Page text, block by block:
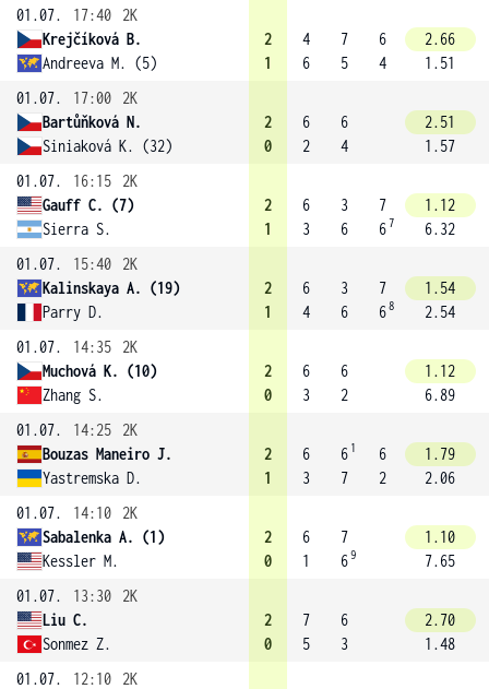
01.07.
17:40
2K
Krejčíková B.
Andreeva M. (5)
2
1
4
6
7
5
6
4
2.66
1.51
01.07.
17:00
2K
Bartůňková N.
Siniaková K. (32)
2
0
6
2
6
4
2.51
1.57
01.07.
16:15
2K
Gauff C. (7)
Sierra S.
2
1
6
3
3
6
7
67
1.12
6.32
01.07.
15:40
2K
Kalinskaya A. (19)
Parry D.
2
1
6
4
3
6
7
68
1.54
2.54
01.07.
14:35
2K
Muchová K. (10)
Zhang S.
2
0
6
3
6
2
1.12
6.89
01.07.
14:25
2K
Bouzas Maneiro J.
Yastremska D.
2
1
6
3
6 1
7
6
2
1.79
2.06
01.07.
14:10
2K
Sabalenka A. (1)
Kessler M.
2
0
6
1
7
69
1.10
7.65
01.07.
13:30
2K
Liu C.
Sonmez Z.
2
0
7
5
6
3
2.70
1.48
01.07.
12:10
2K